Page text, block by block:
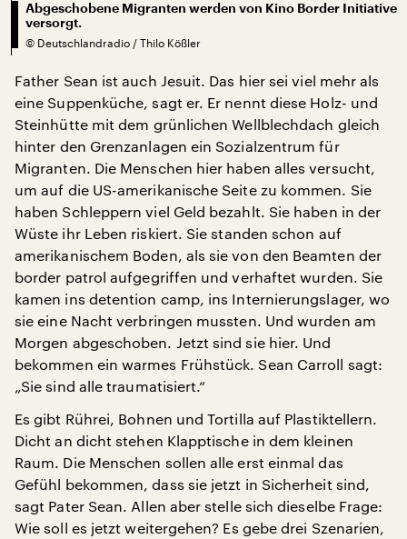
Abgeschobene Migranten werden von Kino Border Initiative
versorgt.
© Deutschlandradio / Thilo Kößler
Father Sean ist auch Jesuit. Das hier sei viel mehr als
eine Suppenküche, sagt er. Er nennt diese Holz- und
Steinhütte mit dem grünlichen Wellblechdach gleich
hinter den Grenzanlagen ein Sozialzentrum für
Migranten. Die Menschen hier haben alles versucht,
um auf die US-amerikanische Seite zu kommen. Sie
haben Schleppern viel Geld bezahlt. Sie haben in der
Wüste ihr Leben riskiert. Sie standen schon auf
amerikanischem Boden, als sie von den Beamten der
border patrol aufgegriffen und verhaftet wurden. Sie
kamen ins detention camp, ins Internierungslager, wo
sie eine Nacht verbringen mussten. Und wurden am
Morgen abgeschoben. Jetzt sind sie hier. Und
bekommen ein warmes Frühstück. Sean Carroll sagt:
„Sie sind alle traumatisiert.“
Es gibt Rührei, Bohnen und Tortilla auf Plastiktellern.
Dicht an dicht stehen Klapptische in dem kleinen
Raum. Die Menschen sollen alle erst einmal das
Gefühl bekommen, dass sie jetzt in Sicherheit sind,
sagt Pater Sean. Allen aber stelle sich dieselbe Frage:
Wie soll es jetzt weitergehen? Es gebe drei Szenarien,